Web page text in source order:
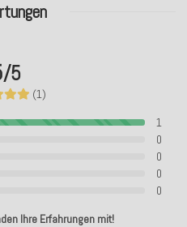
/5
(1)
1
0
0
0
0
Ihre Erfahrungen mit!